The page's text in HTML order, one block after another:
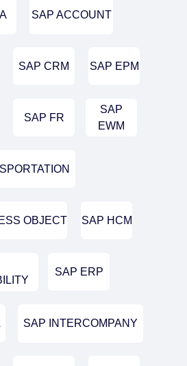
SAP ACCOUNT
OBJECT
SAP CRM SAP EPM
SAP ERP
SAP HCM
SAP FR
SAP INTERCOMPANY
SAP
EWM